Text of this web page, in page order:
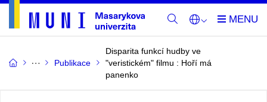
Publikace
Disparita funkcí hudby ve
"veristickém" filmu : Hoří má
panenko